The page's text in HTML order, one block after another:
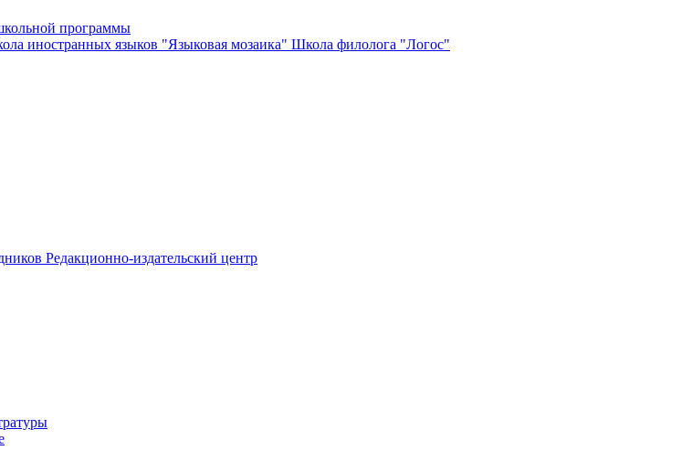
программы
иностранных языков "Языковая мозаика" Школа филолога "Логос"
Редакционно-издательский центр